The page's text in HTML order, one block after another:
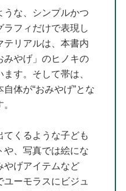
うな、シンプルかつ
ラフィだけで表現し
テリアルは、本書内
みやげ」のヒノキの
す。そして帯は、
体が“おみやげ”とな
くるような子ども
や、写真では絵にな
やげアイテムなど
ユーモラスにビジュ